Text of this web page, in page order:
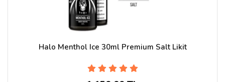
Halo Menthol Ice 30ml Premium Salt Likit